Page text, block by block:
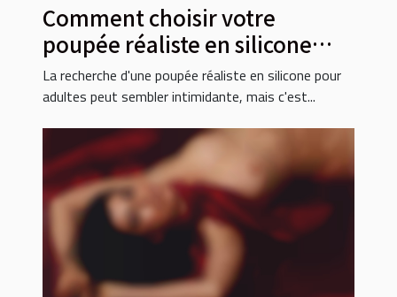
Comment choisir votre
poupée réaliste en silicone
pour adultes
La recherche d'une poupée réaliste en silicone pour
adultes peut sembler intimidante, mais c'est...